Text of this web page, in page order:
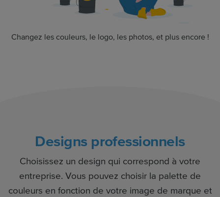
Changez les couleurs, le logo, les photos, et plus encore !
Designs professionnels
Choisissez un design qui correspond à votre
entreprise. Vous pouvez choisir la palette de
couleurs en fonction de votre image de marque et